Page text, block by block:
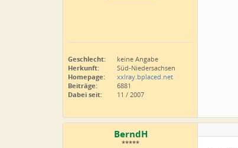
Geschlecht:
keine Angabe
Herkunft:
Süd-Niedersachsen
Homepage:
xxlray.bplaced.net
Beiträge:
6881
Dabei seit:
11 / 2007
BerndH
*****